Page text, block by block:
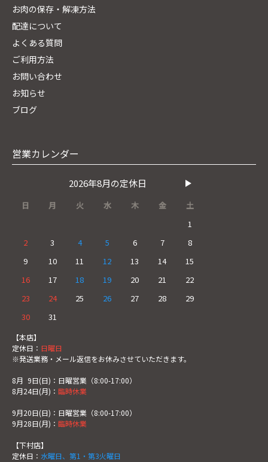
お肉の保存・解凍方法
配達について
よくある質問
ご利用方法
お問い合わせ
お知らせ
ブログ
営業カレンダー
2026年8月の定休日
日 月 火 水 木 金
土
1
2
3 4 5 6 7
8
9
10 11 12 13 14
15
16
17 18 19 20 21
22
23
24 25 26 27 28
29
30
31
【本店】
定休日： 日曜日
※発送業務・メール返信をお休みさせていただきます。
8月 9日(日)：日曜営業（8:00-17:00）
8月24日(月)： 臨時休業
9月20日(日)：日曜営業（8:00-17:00）
9月28日(月)： 臨時休業
【下村店】
定休日： 水曜日、第1・第3火曜日